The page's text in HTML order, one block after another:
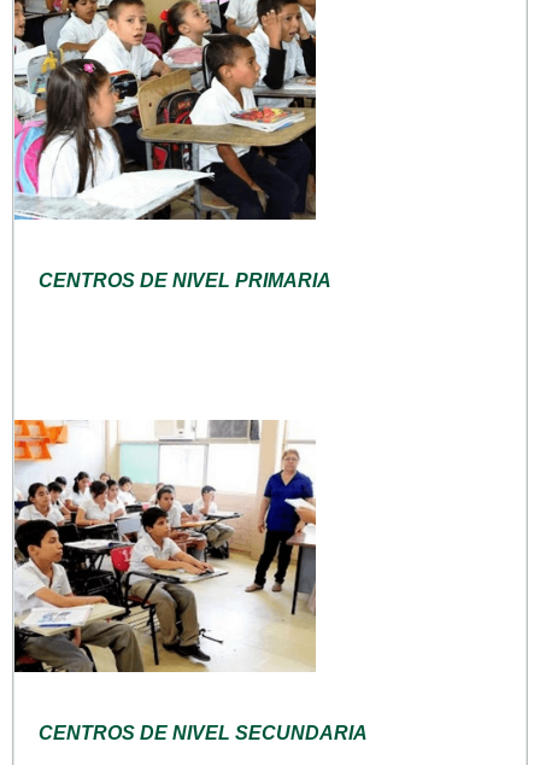
CENTROS DE NIVEL PRIMARIA
CENTROS DE NIVEL SECUNDARIA